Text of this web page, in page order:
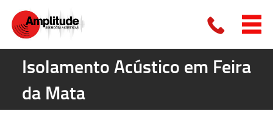
Isolamento Acústico em Feira
da Mata